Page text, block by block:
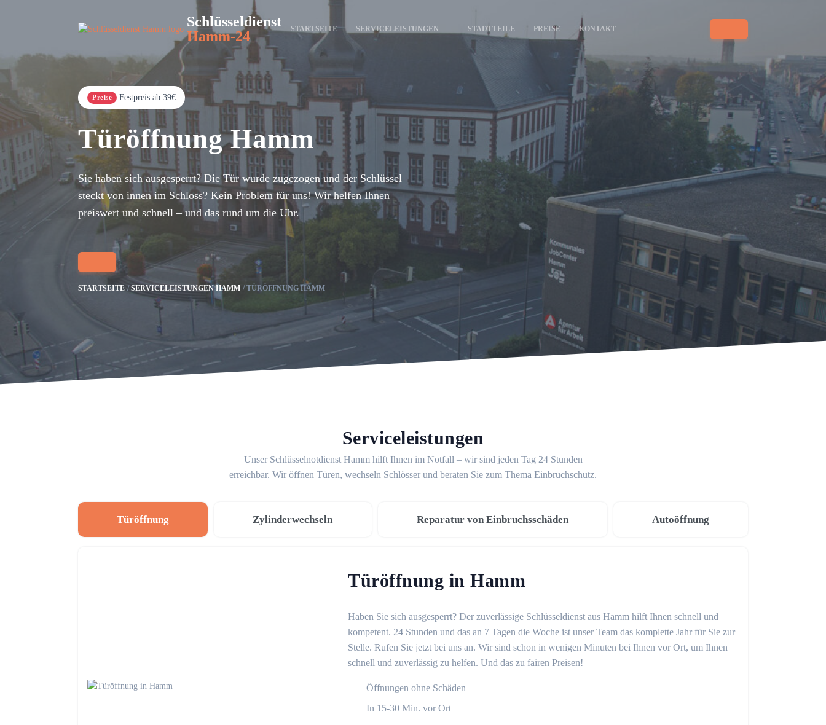
Schlüsseldienst
Hamm-24
STARTSEITE SERVICELEISTUNGEN STADTTEILE PREISE KONTAKT
Preise Festpreis ab 39€
Türöffnung Hamm
Sie haben sich ausgesperrt? Die Tür wurde zugezogen und der Schlüssel
steckt von innen im Schloss? Kein Problem für uns! Wir helfen Ihnen
preiswert und schnell – und das rund um die Uhr.
STARTSEITE SERVICELEISTUNGEN HAMM TÜRÖFFNUNG HAMM
Serviceleistungen
Unser Schlüsselnotdienst Hamm hilft Ihnen im Notfall – wir sind jeden Tag 24 Stunden
erreichbar. Wir öffnen Türen, wechseln Schlösser und beraten Sie zum Thema Einbruchschutz.
Türöffnung Zylinderwechseln Reparatur von Einbruchsschäden Autoöffnung
Türöffnung in Hamm
Haben Sie sich ausgesperrt? Der zuverlässige Schlüsseldienst aus Hamm hilft Ihnen schnell und
kompetent. 24 Stunden und das an 7 Tagen die Woche ist unser Team das komplette Jahr für Sie zur
Stelle. Rufen Sie jetzt bei uns an. Wir sind schon in wenigen Minuten bei Ihnen vor Ort, um Ihnen
schnell und zuverlässig zu helfen. Und das zu fairen Preisen!
Öffnungen ohne Schäden
In 15-30 Min. vor Ort